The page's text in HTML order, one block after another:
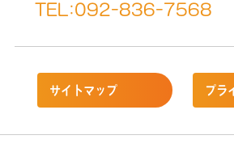
TEL:092-836-7568
サイトマップ プラ